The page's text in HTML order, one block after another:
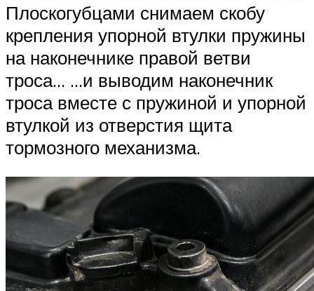
Плоскогубцами снимаем скобу
крепления упорной втулки пружины
на наконечнике правой ветви
троса… …и выводим наконечник
троса вместе с пружиной и упорной
втулкой из отверстия щита
тормозного механизма.